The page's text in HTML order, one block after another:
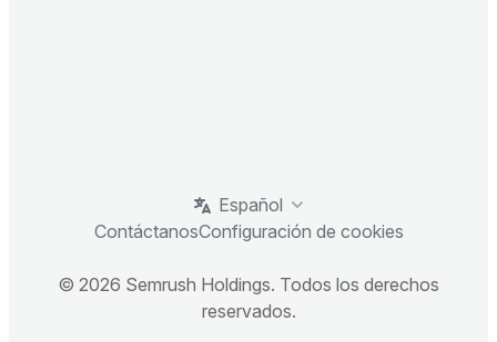
Español
ContáctanosConfiguración de cookies
© 2026 Semrush Holdings. Todos los derechos
reservados.